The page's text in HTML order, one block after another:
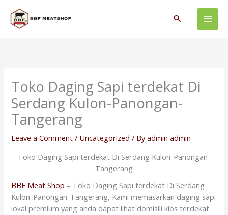
content
Main
Search
Toko Daging Sapi terdekat Di
Serdang Kulon-Panongan-
Tangerang
Leave a Comment / Uncategorized / Byadmin admin
Toko Daging Sapi terdekat Di Serdang Kulon-Panongan-
Tangerang
BBF Meat Shop – Toko Daging Sapi terdekat Di Serdang
Kulon-Panongan-Tangerang, Kami memasarkan daging sapi
lokal premium yang anda dapat lihat domisili kios terdekat